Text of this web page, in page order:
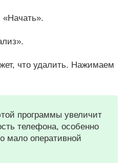
что удалить. Нажимаем
программы увеличит
телефона, особенно
мало оперативной